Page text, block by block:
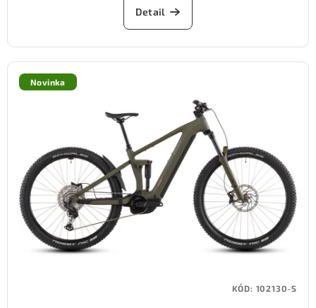
Detail
Novinka
KÓD: 102130-S